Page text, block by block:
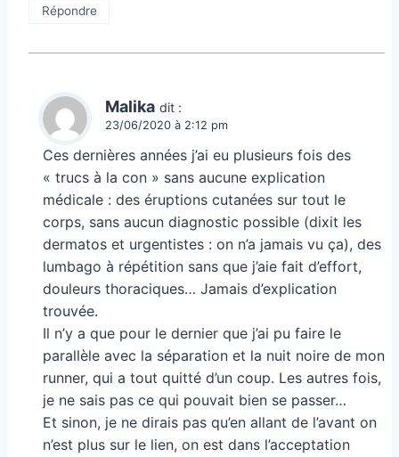
Répondre
Malika dit :
23/06/2020 à 2:12 pm
Ces dernières années j’ai eu plusieurs fois des
« trucs à la con » sans aucune explication
médicale : des éruptions cutanées sur tout le
corps, sans aucun diagnostic possible (dixit les
dermatos et urgentistes : on n’a jamais vu ça), des
lumbago à répétition sans que j’aie fait d’effort,
douleurs thoraciques… Jamais d’explication
trouvée.
Il n’y a que pour le dernier que j’ai pu faire le
parallèle avec la séparation et la nuit noire de mon
runner, qui a tout quitté d’un coup. Les autres fois,
je ne sais pas ce qui pouvait bien se passer…
Et sinon, je ne dirais pas qu’en allant de l’avant on
n’est plus sur le lien, on est dans l’acceptation